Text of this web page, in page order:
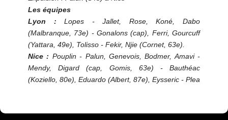
Les équipes
Lyon : Lopes - Jallet, Rose, Koné, Dabo
(Malbranque, 73e) - Gonalons (cap), Ferri, Gourcuff
(Yattara, 49e), Tolisso - Fekir, Njie (Cornet, 63e).
Nice : Pouplin - Palun, Genevois, Bodmer, Amavi -
Mendy, Digard (cap, Gomis, 63e) - Bauthéac
(Koziello, 80e), Eduardo (Albert, 87e), Eysseric - Plea